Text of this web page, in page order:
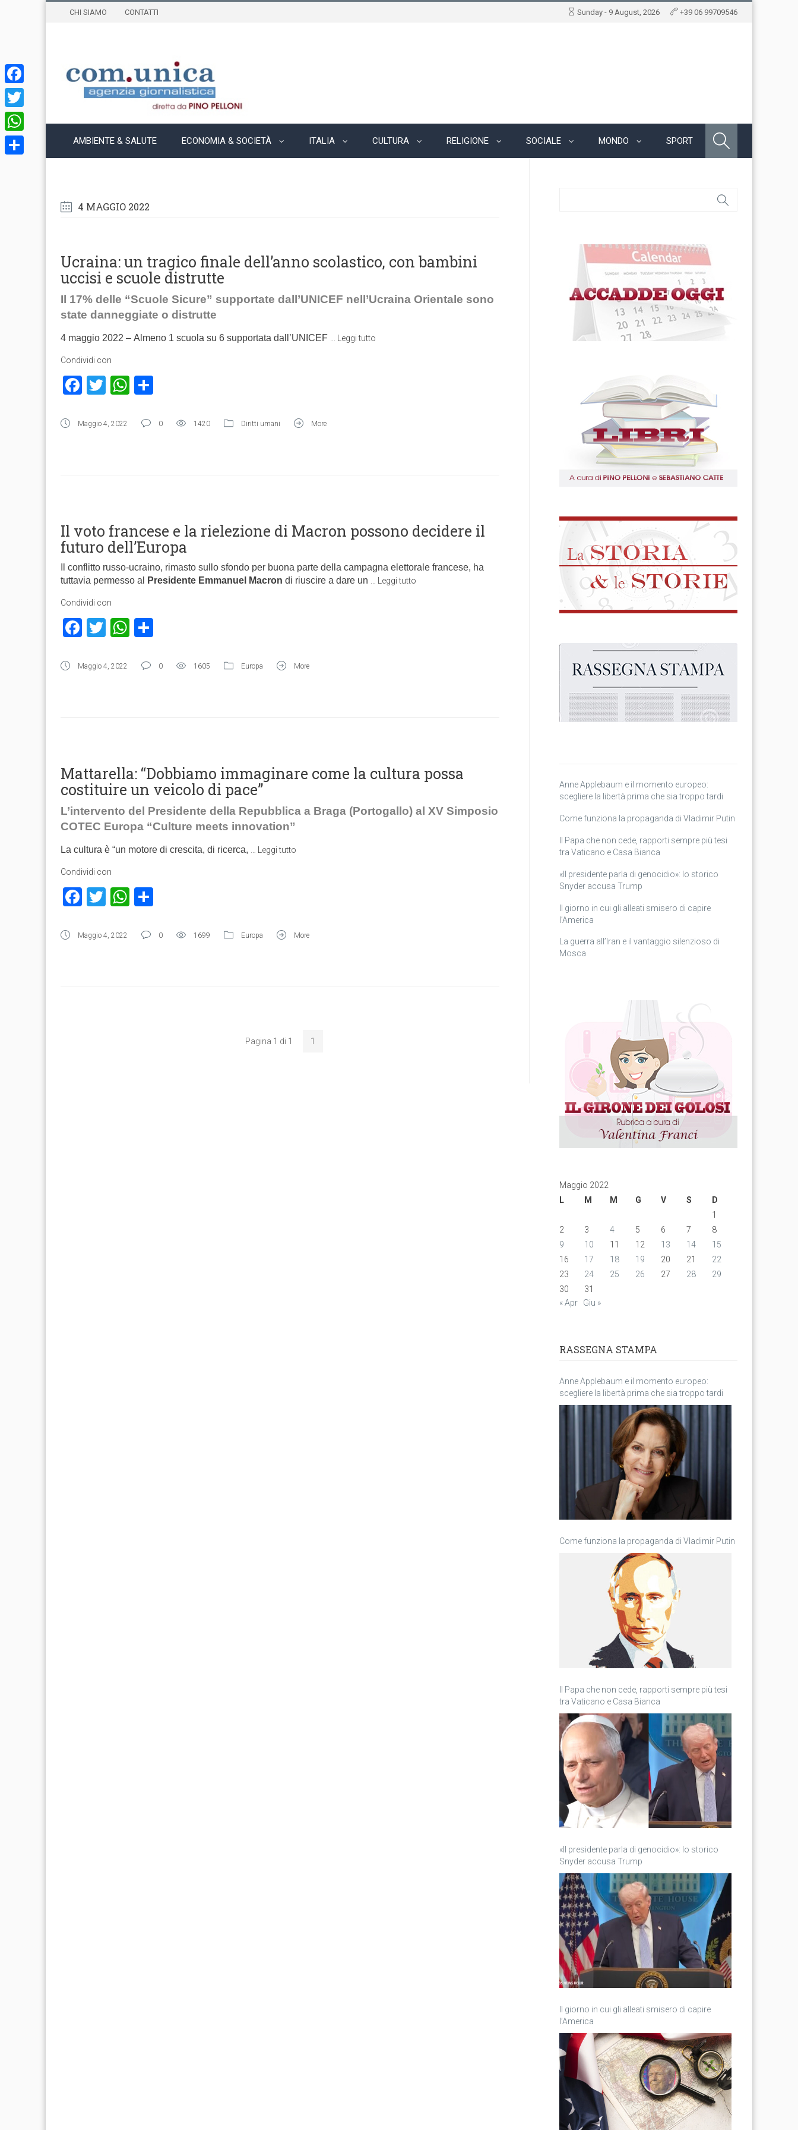
CHI SIAMO CONTATTI Sunday - 9 August, 2026 +39 06 99709546
AMBIENTE & SALUTE ECONOMIA & SOCIETÀ ITALIA CULTURA RELIGIONE SOCIALE MONDO SPORT
4 MAGGIO 2022
Ucraina: un tragico finale dell’anno scolastico, con bambini
uccisi e scuole distrutte
Il 17% delle “Scuole Sicure” supportate dall’UNICEF nell’Ucraina Orientale sono
state danneggiate o distrutte
4 maggio 2022 – Almeno 1 scuola su 6 supportata dall’UNICEF Leggi tutto
Condividi con
Facebook
TwitterWhatsApp
Maggio 4, 2022 0 1420 Diritti umani More
Il voto francese e la rielezione di Macron possono decidere il
futuro dell’Europa
Il conflitto russo-ucraino, rimasto sullo sfondo per buona parte della campagna elettorale francese, ha
tuttavia permesso al
Presidente Emmanuel Macron di riuscire a dare un Leggi tutto
Condividi con
Facebook
TwitterWhatsApp
Maggio 4, 2022 0 1605 Europa More
Mattarella: “Dobbiamo immaginare come la cultura possa
costituire un veicolo di pace”
L’intervento del Presidente della Repubblica a Braga (Portogallo) al XV Simposio
COTEC Europa “Culture meets innovation”
La cultura è “un motore di crescita, di ricerca, Leggi tutto
Condividi con
Facebook
TwitterWhatsApp
Maggio 4, 2022 0 1699 Europa More
Pagina 1 di 1 1
Anne Applebaum e il momento europeo:
scegliere la libertà prima che sia troppo tardi
Come funziona la propaganda di Vladimir Putin
Il Papa che non cede, rapporti sempre più tesi
tra Vaticano e Casa Bianca
«Il presidente parla di genocidio»: lo storico
Snyder accusa Trump
Il giorno in cui gli alleati smisero di capire
l’America
La guerra all’Iran e il vantaggio silenzioso di
Mosca
Maggio 2022
L
M M G V S
D
1
2
3 4 5 6 7
8
9
10 11 12 13 14
15
16
17 18 19 20 21
22
23
24 25 26 27 28
29
30
31
« Apr
Giu »
RASSEGNA STAMPA
Anne Applebaum e il momento europeo:
scegliere la libertà prima che sia troppo tardi
Come funziona la propaganda di Vladimir Putin
Il Papa che non cede, rapporti sempre più tesi
tra Vaticano e Casa Bianca
«Il presidente parla di genocidio»: lo storico
Snyder accusa Trump
Il giorno in cui gli alleati smisero di capire
l’America
Facebook
Twitter
WhatsApp